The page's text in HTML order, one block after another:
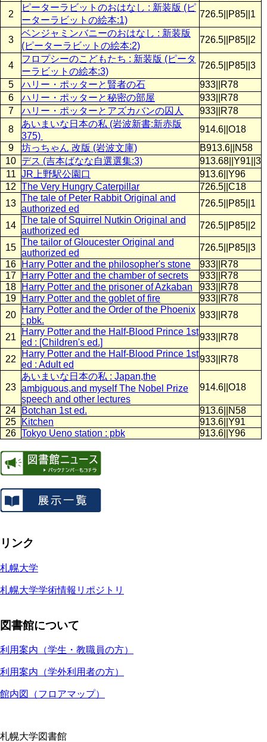
2
ピーターラビットのおはなし : 新装版 (ピ
ーターラビットの絵本:1)
726.5||P85||1
3
ベンジャミンバニーのおはなし : 新装版
(ピーターラビットの絵本:2)
726.5||P85||2
4
フロプシーのこどもたち : 新装版 (ピータ
ーラビットの絵本:3)
726.5||P85||3
5
ハリー・ポッターと賢者の石
933||R78
6
ハリー・ポッターと秘密の部屋
933||R78
7
ハリー・ポッターとアズカバンの囚人
933||R78
8
あいまいな日本の私 (岩波新書:新赤版
375)
914.6||O18
9
坊っちゃん 改版 (岩波文庫)
B913.6||N58
10 デス (吉本ばなな自選選集:3)
913.68||Y91||3
11 JR上野駅公園口
913.6||Y96
12 The Very Hungry Caterpillar
726.5||C18
13
The tale of Peter Rabbit Original and
authorized ed
726.5||P85||1
14
The tale of Squirrel Nutkin Original and
authorized ed
726.5||P85||2
15
The tailor of Gloucester Original and
authorized ed
726.5||P85||3
16
Harry Potter and the philosopher's stone
933||R78
17
Harry Potter and the chamber of secrets
933||R78
18
Harry Potter and the prisoner of Azkaban
933||R78
19
Harry Potter and the goblet of fire
933||R78
20
Harry Potter and the Order of the Phoenix
: pbk.
933||R78
21
Harry Potter and the Half-Blood Prince 1st
ed : [Children's ed.]
933||R78
22
Harry Potter and the Half-Blood Prince 1st
ed : Adult ed
933||R78
23
あいまいな日本の私 : Japan,the
ambiguous,and myself The Nobel Prize
speech and other lectures
914.6||O18
24 Botchan 1st ed.
913.6||N58
25
Kitchen
913.6||Y91
26 Tokyo Ueno station : pbk 913.6||Y96
リンク
札幌大学
札幌大学学術情報リポジトリ
図書館について
利用案内（学生・教職員の方）
利用案内（学外利用者の方）
館内図（フロアマップ）
札幌大学図書館